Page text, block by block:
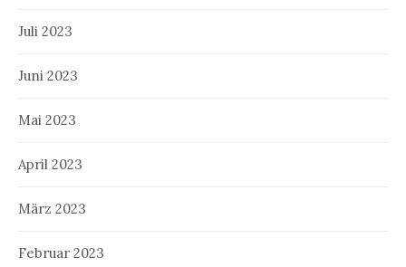
Juli 2023
Juni 2023
Mai 2023
April 2023
März 2023
Februar 2023